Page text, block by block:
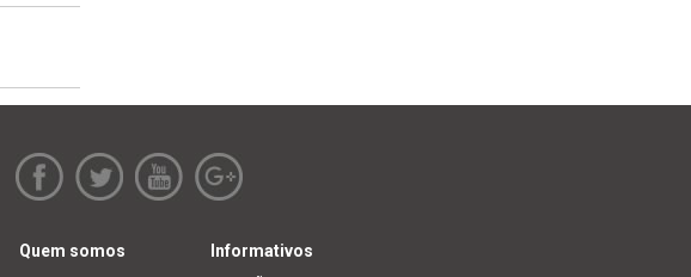
Quem somos Informativos